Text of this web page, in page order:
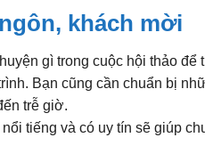
khách mời
gì trong cuộc hội thảo để
Bạn cũng cần chuẩn bị
trễ giờ.
tiếng và có uy tín sẽ giúp